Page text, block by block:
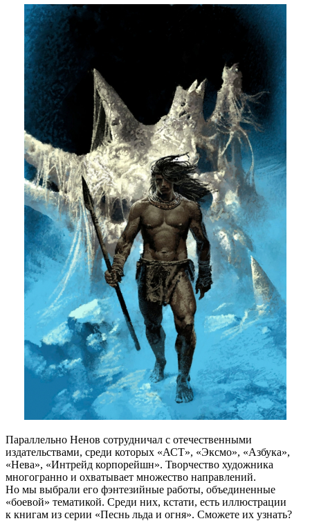
Параллельно Ненов сотрудничал с отечественными
издательствами, среди которых «АСТ», «Эксмо», «Азбука»,
«Нева», «Интрейд корпорейшн». Творчество художника
многогранно и охватывает множество направлений.
Но мы выбрали его фэнтезийные работы, объединенные
«боевой» тематикой. Среди них, кстати, есть иллюстрации
к книгам из серии «Песнь льда и огня». Сможете их узнать?